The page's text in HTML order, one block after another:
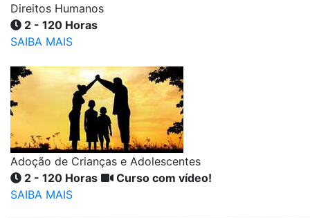
Direitos Humanos
2 - 120 Horas
SAIBA MAIS
Adoção de Crianças e Adolescentes
2 - 120 Horas
Curso com vídeo!
SAIBA MAIS